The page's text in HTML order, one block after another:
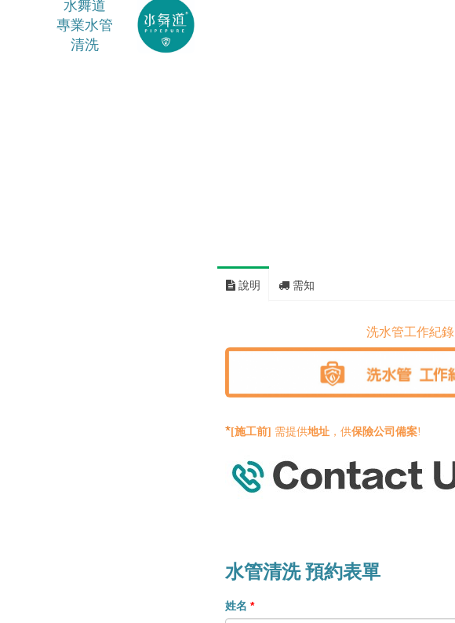
水舞道
專業水管
清洗
說明 需知
洗水管工作紀錄
*[施工前] 需提供地址 ，供保險公司備案!
水管清洗 預約表單
姓名 *